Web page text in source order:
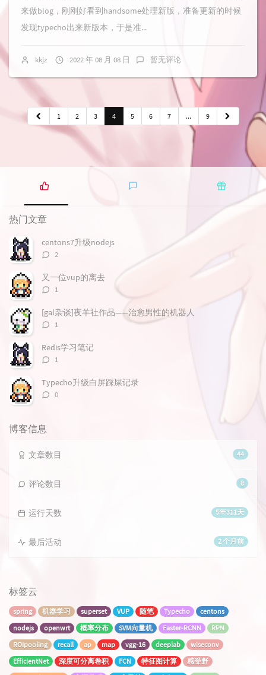
来做blog，刚刚好看到handsome处理新版，准备更新的时候
发现typecho出来新版本，于是准...
kkjz 2022 年 08 月 08 日 暂无评论
1 2 3 4 5 6 7 ... 9
热
门
文
机
热门文章
centons7升级nodejs
评
数：
2
又一位vup的离去
评
数：
1
[gal杂谈]夜羊社作品——治愈男性的机器人
评
数：
1
Redis学习笔记
评
数：
1
Typecho升级白屏踩屎记录
评
0
博客信息
44
文章数目
8
评论数目
5年311天
运行天数
2 个月前
最后活动
标签云
spring 机器学习 superset VUP 随笔 Typecho
centons
nodejs
openwrt 概率分布 SVM向量机 Faster-RCNN
RPN
ROIpooling
recall ap map vgg-16 deeplab
wiseconv
EfficientNet
深度可分离卷积 FCN 特征图计算
感受野